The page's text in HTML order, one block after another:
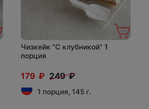
Чизкейк "С клубникой" 1
порция
179 ₽ 249 ₽
1 порция, 145 г.